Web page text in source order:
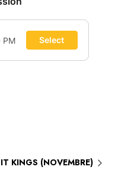
KINGS (NOVEMBRE)